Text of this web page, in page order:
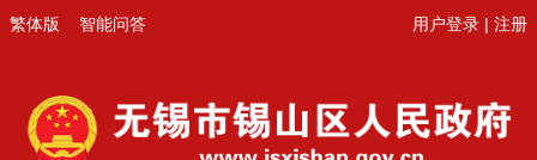
繁体版 智能问答 用户登录 | 注册